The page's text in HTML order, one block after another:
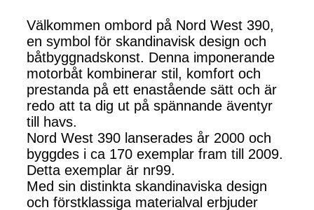
Välkommen ombord på Nord West 390,
en symbol för skandinavisk design och
båtbyggnadskonst. Denna imponerande
motorbåt kombinerar stil, komfort och
prestanda på ett enastående sätt och är
redo att ta dig ut på spännande äventyr
till havs.
Nord West 390 lanserades år 2000 och
byggdes i ca 170 exemplar fram till 2009.
Detta exemplar är nr99.
Med sin distinkta skandinaviska design
och förstklassiga materialval erbjuder